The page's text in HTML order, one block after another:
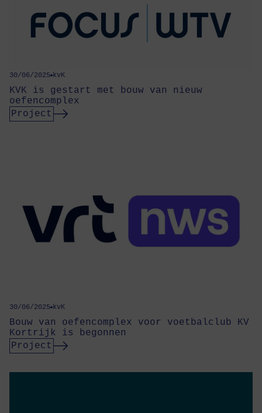
30/06/2025 kvK
KVK is gestart met bouw van nieuw
oefencomplex
Project
30/06/2025 kvK
Bouw van oefencomplex voor voetbalclub KV
Kortrijk is begonnen
Project